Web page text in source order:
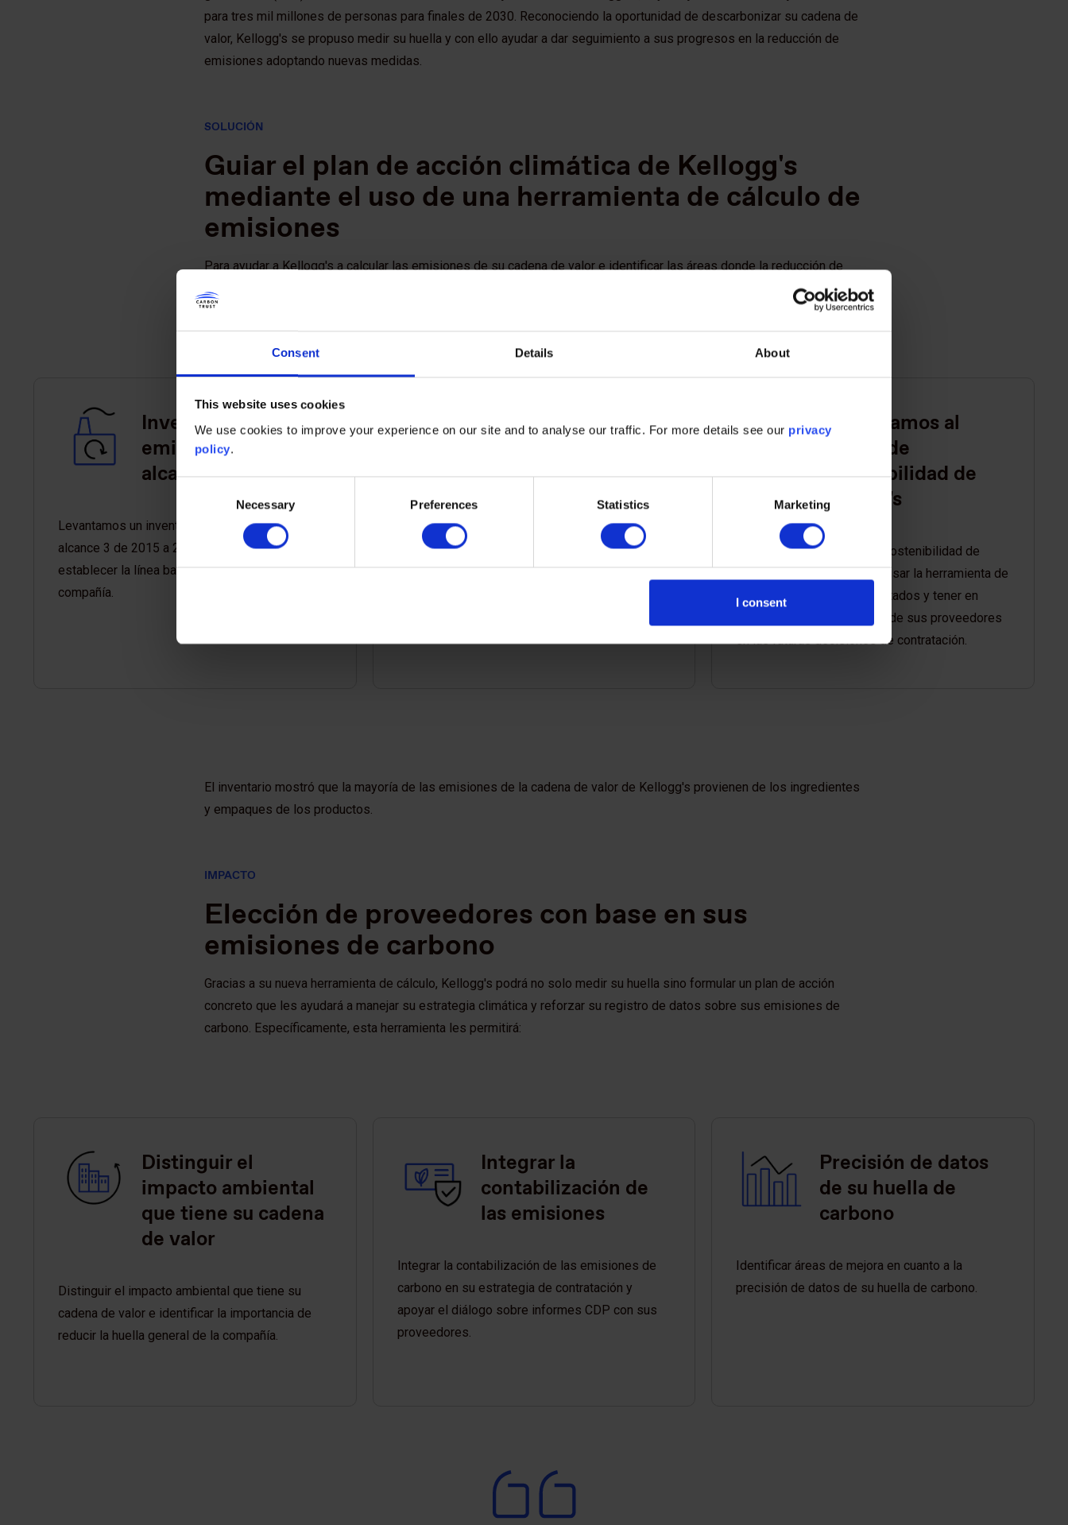
Consent Details About
This website uses cookies
We use cookies to improve your experience on our site and to analyse our traffic. For more details see our privacy
policy.
Necessary Preferences Statistics Marketing
I consent
para tres mil millones de personas para finales de 2030. Reconociendo la oportunidad de descarbonizar su cadena de
valor, Kellogg's se propuso medir su huella y con ello ayudar a dar seguimiento a sus progresos en la reducción de
emisiones adoptando nuevas medidas.
SOLUCIÓN
Guiar el plan de acción climática de Kellogg's
mediante el uso de una herramienta de cálculo de
emisiones
Para ayudar a Kellogg's a calcular las emisiones de su cadena de valor e identificar las áreas donde la reducción de
Inventario de
emisiones de
alcance 3
Levantamos un inventario de emisiones de
alcance 3 de 2015 a 2021, con el fin de
establecer la línea base de emisiones de la
compañía.
Cálculo de alcance 3
Diseñamos una herramienta de cálculo de
Kellogg's cuantificar su huella e identificar los
puntos críticos de sus emisiones.
Capacitamos al
equipo de
sostenibilidad de
Kellogg's
Capacitamos al equipo de sostenibilidad de
Kellogg's para que pudiera usar la herramienta de
cálculo, comunicar los resultados y tener en
cuenta la huella de carbono de sus proveedores
en las futuras decisiones de contratación.
El inventario mostró que la mayoría de las emisiones de la cadena de valor de Kellogg's provienen de los ingredientes
y empaques de los productos.
IMPACTO
Elección de proveedores con base en sus
emisiones de carbono
Gracias a su nueva herramienta de cálculo, Kellogg's podrá no solo medir su huella sino formular un plan de acción
concreto que les ayudará a manejar su estrategia climática y reforzar su registro de datos sobre sus emisiones de
carbono. Específicamente, esta herramienta les permitirá:
Distinguir el
impacto ambiental
que tiene su cadena
de valor
Distinguir el impacto ambiental que tiene su
cadena de valor e identificar la importancia de
reducir la huella general de la compañía.
Integrar la
contabilización de
las emisiones
Integrar la contabilización de las emisiones de
carbono en su estrategia de contratación y
apoyar el diálogo sobre informes CDP con sus
proveedores.
Precisión de datos
de su huella de
carbono
Identificar áreas de mejora en cuanto a la
precisión de datos de su huella de carbono.